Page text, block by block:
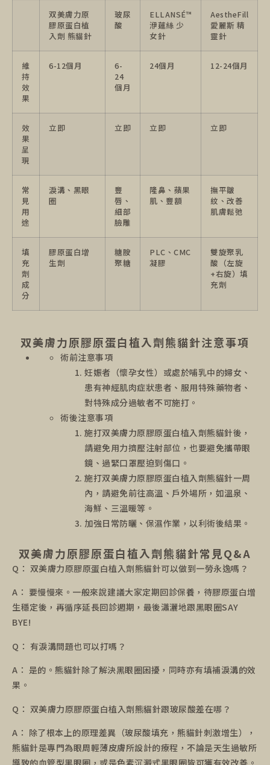
双美膚力原
膠原蛋白植
入劑 熊貓針
玻尿
酸
ELLANSÉ™
洢蓮絲 少
女針
AestheFill
愛麗斯 精
靈針
維
持
效
果
6-12個月
6-
24
個月
24個月 12-24個月
效
果
呈
現
立即 立即 立即 立即
常
見
用
途
淚溝、黑眼
圈
豐
唇、
細部
臉雕
隆鼻、蘋果
肌、豐額
撫平皺
紋、改善
肌膚鬆弛
填
充
劑
成
分
膠原蛋白增
生劑
糖胺
聚糖
PLC、CMC
凝膠
雙旋聚乳
酸（左旋
+右旋）填
充劑
双美膚力原膠原蛋白植入劑熊貓針注意事項
術前注意事項
妊娠者（懷孕女性）或處於哺乳中的婦女、
患有神經肌肉症狀患者、服用特殊藥物者、
對特殊成分過敏者不可施打。
術後注意事項
施打双美膚力原膠原蛋白植入劑熊貓針後，
請避免用力擠壓注射部位，也要避免攜帶眼
鏡、過緊口罩壓迫到傷口。
施打双美膚力原膠原蛋白植入劑熊貓針一周
內，請避免前往高溫、戶外場所，如溫泉、
海鮮、三溫暖等。
加強日常防曬、保濕作業，以利術後結果。
双美膚力原膠原蛋白植入劑熊貓針常見Q&A
Q： 双美膚力原膠原蛋白植入劑熊貓針可以做到一勞永逸嗎？
A： 要慢慢來。一般來說建議大家定期回診保養，待膠原蛋白增
生穩定後，再循序延長回診週期，最後瀟灑地跟黑眼圈SAY
BYE!
Q： 有淚溝問題也可以打嗎？
A： 是的。熊貓針除了解決黑眼圈困擾，同時亦有填補淚溝的效
果。
Q： 双美膚力原膠原蛋白植入劑熊貓針跟玻尿酸差在哪？
A： 除了根本上的原理差異（玻尿酸填充，熊貓針刺激增生），
熊貓針是專門為眼周輕薄皮膚所設計的療程，不論是天生過敏所
導致的血管型黑眼圈，或是色素沉澱式黑眼圈皆可獲有效改善。